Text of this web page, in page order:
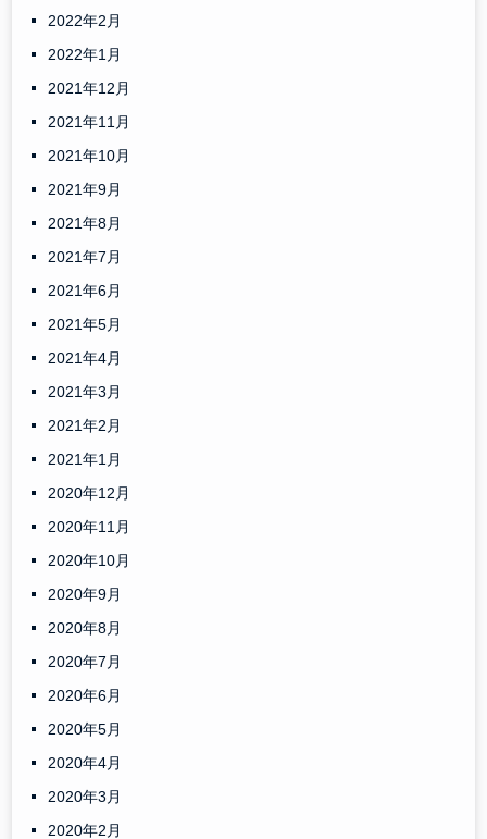
2022年2月
2022年1月
2021年12月
2021年11月
2021年10月
2021年9月
2021年8月
2021年7月
2021年6月
2021年5月
2021年4月
2021年3月
2021年2月
2021年1月
2020年12月
2020年11月
2020年10月
2020年9月
2020年8月
2020年7月
2020年6月
2020年5月
2020年4月
2020年3月
2020年2月